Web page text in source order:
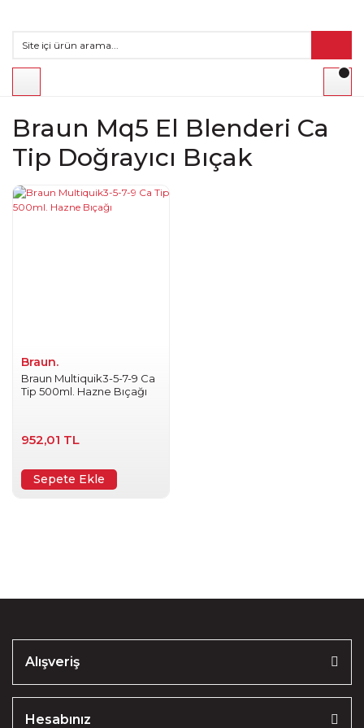
Braun Mq5 El Blenderi Ca
Tip Doğrayıcı Bıçak
Braun.
Braun Multiquik3-5-7-9 Ca
Tip 500ml. Hazne Bıçağı
952,01 TL
Sepete Ekle
Alışveriş
Hesabınız